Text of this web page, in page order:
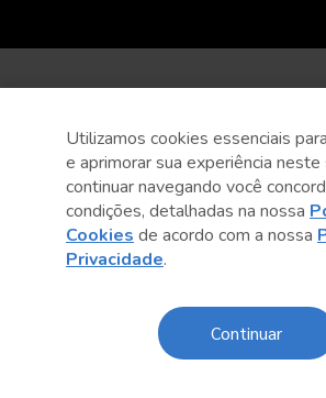
Utilizamos cookies essenciais
e aprimorar sua experiência
continuar navegando você
condições, detalhadas na nossa
Cookies de acordo com a nossa
Privacidade.
Continuar